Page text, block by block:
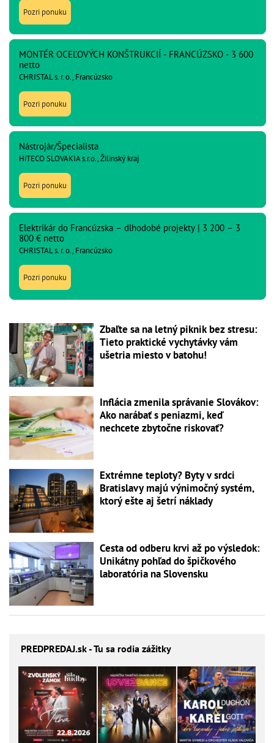
Pozri ponuku
MONTÉR OCEĽOVÝCH KONŠTRUKCIÍ - FRANCÚZSKO - 3 600
netto
CHRISTAL s. r. o., Francúzsko
Pozri ponuku
Nástrojár/Špecialista
HiTECO SLOVAKIA s.r.o., Žilinský kraj
Pozri ponuku
Elektrikár do Francúzska – dlhodobé projekty | 3 200 – 3
800 € netto
CHRISTAL s. r. o., Francúzsko
Pozri ponuku
Zbaľte sa na letný piknik bez stresu:
Tieto praktické vychytávky vám
ušetria miesto v batohu!
Inflácia zmenila správanie Slovákov:
Ako narábať s peniazmi, keď
nechcete zbytočne riskovať?
Extrémne teploty? Byty v srdci
Bratislavy majú výnimočný systém,
ktorý ešte aj šetrí náklady
Cesta od odberu krvi až po výsledok:
Unikátny pohľad do špičkového
laboratória na Slovensku
PREDPREDAJ.sk - Tu sa rodia zážitky